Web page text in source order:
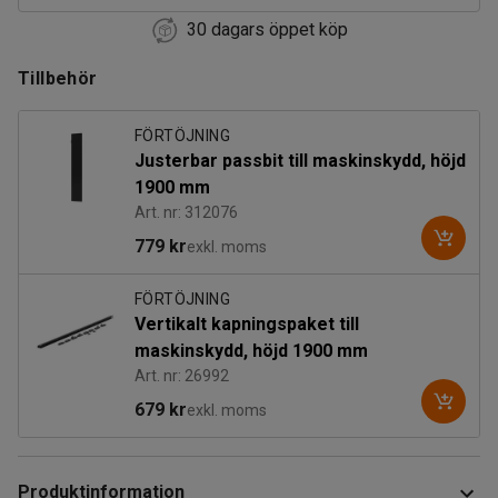
1300
1400
30 dagars öppet köp
Tillbehör
FÖRTÖJNING
Justerbar passbit till maskinskydd, höjd
1900 mm
Art. nr: 312076
779 krexkl. moms
FÖRTÖJNING
Vertikalt kapningspaket till
maskinskydd, höjd 1900 mm
Art. nr: 26992
679 krexkl. moms
Produktinformation